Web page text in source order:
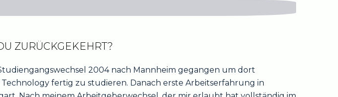
ZURÜCKGEKEHRT?
2004 nach Mannheim gegangen um dort
fertig zu studieren. Danach erste Arbeitserfahrung in